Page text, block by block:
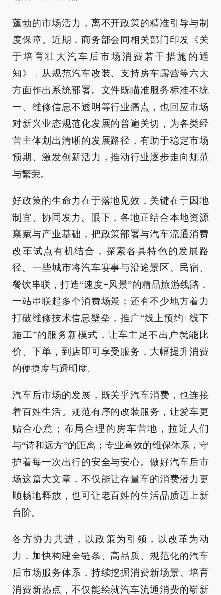
蓬勃的市场活力，离不开政策的精准引导与制
度保障。近期，商务部会同相关部门印发《关
于培育壮大汽车后市场消费若干措施的通
知》，从规范汽车改装、支持房车露营等六大
方面作出系统部署。文件既瞄准服务标准不统
一、维修信息不透明等行业痛点，也回应市场
对新兴业态规范化发展的普遍关切，为各类经
营主体划出清晰的发展路径，有助于稳定市场
预期、激发创新活力，推动行业逐步走向规范
与繁荣。
好政策的生命力在于落地见效，关键在于因地
制宜、协同发力。眼下，各地正结合本地资源
禀赋与产业基础，把政策部署与汽车流通消费
改革试点有机结合，探索各具特色的发展路
径。一些城市将汽车赛事与沿途景区、民宿、
餐饮串联，打造“速度+风景”的精品旅游线路，
一站串联起多个消费场景；还有不少地方着力
打破维修技术信息壁垒，推广“线上预约+线下
施工”的服务新模式，让车主足不出户就能比
价、下单，到店即可享受服务，大幅提升消费
的便捷度与透明度。
汽车后市场的发展，既关乎汽车消费，也连接
着百姓生活。规范有序的改装服务，让爱车更
贴合心意；布局合理的房车营地，拉近人们
与“诗和远方”的距离；专业高效的维保体系，守
护着每一次出行的安全与安心。做好汽车后市
场这篇大文章，不仅能让存量车的消费潜力更
顺畅地释放，也可让老百姓的生活品质迈上新
台阶。
各方协力共进，以政策为引领，以改革为动
力，加快构建全链条、高品质、规范化的汽车
后市场服务体系，持续挖掘消费新场景、培育
消费新热点，不仅能绘就汽车流通消费的崭新